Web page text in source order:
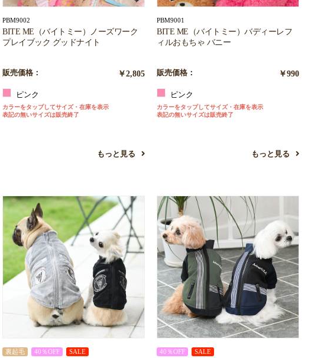
PBM9002
BITE ME（バイトミー）ノーズワーク
プレイブック グッドナイト
販売価格： ￥2,805
ピンク
カラーをタップしてサイズ・在庫を表示
表記の無いサイズは販売終了
もっと見る
PBM9001
BITE ME（バイトミー）バディーレフ
ィルおもちゃ バニー
販売価格： ￥990
ピンク
カラーをタップしてサイズ・在庫を表示
表記の無いサイズは販売終了
もっと見る
裏起毛 40％OFF SALE 40％OFF SALE